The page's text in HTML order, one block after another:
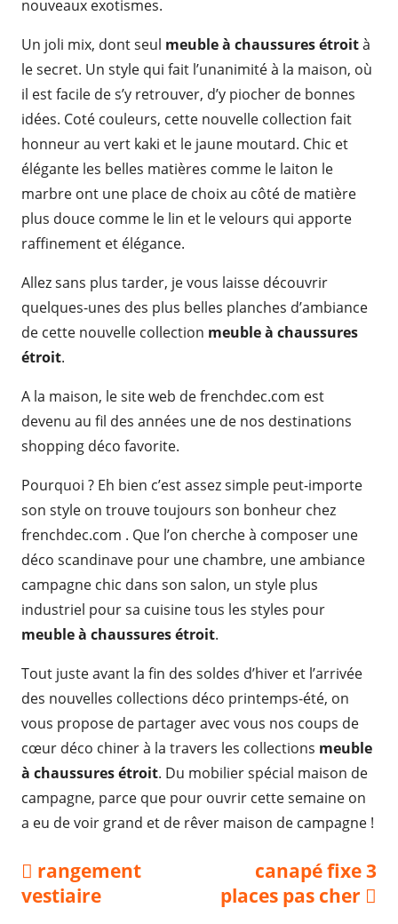
nouveaux exotismes.
Un joli mix, dont seul meuble à chaussures étroità
le secret. Un style qui fait l’unanimité à la maison, où
il est facile de s’y retrouver, d’y piocher de bonnes
idées. Coté couleurs, cette nouvelle collection fait
honneur au vert kaki et le jaune moutard. Chic et
élégante les belles matières comme le laiton le
marbre ont une place de choix au côté de matière
plus douce comme le lin et le velours qui apporte
raffinement et élégance.
Allez sans plus tarder, je vous laisse découvrir
quelques-unes des plus belles planches d’ambiance
de cette nouvelle collection meuble à chaussures
étroit.
A la maison, le site web de frenchdec.com est
devenu au fil des années une de nos destinations
shopping déco favorite.
Pourquoi ? Eh bien c’est assez simple peut-importe
son style on trouve toujours son bonheur chez
frenchdec.com . Que l’on cherche à composer une
déco scandinave pour une chambre, une ambiance
campagne chic dans son salon, un style plus
industriel pour sa cuisine tous les styles pour
meuble à chaussures étroit.
Tout juste avant la fin des soldes d’hiver et l’arrivée
des nouvelles collections déco printemps-été, on
vous propose de partager avec vous nos coups de
cœur déco chiner à la travers les collections meuble
à chaussures étroit. Du mobilier spécial maison de
campagne, parce que pour ouvrir cette semaine on
a eu de voir grand et de rêver maison de campagne !
Navigation
de
Previous
article:
rangement
vestiaire
Next
article:
canapé fixe 3
places pas cher